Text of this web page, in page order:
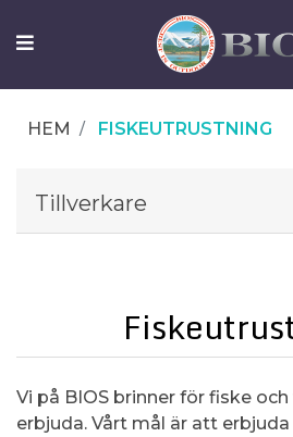
FISKEUTRUSTNING
KONTAKTA
HEM FISKEUTRUSTNING
Tillverkare
Vi på BIOS brinner för fiske
erbjuda. Vårt mål är att